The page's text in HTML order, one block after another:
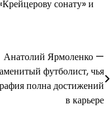
сонату» и
Анатолий Ярмоленко —
футболист, чья
полна достижений
в карьере